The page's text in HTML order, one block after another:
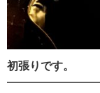
初張りです。